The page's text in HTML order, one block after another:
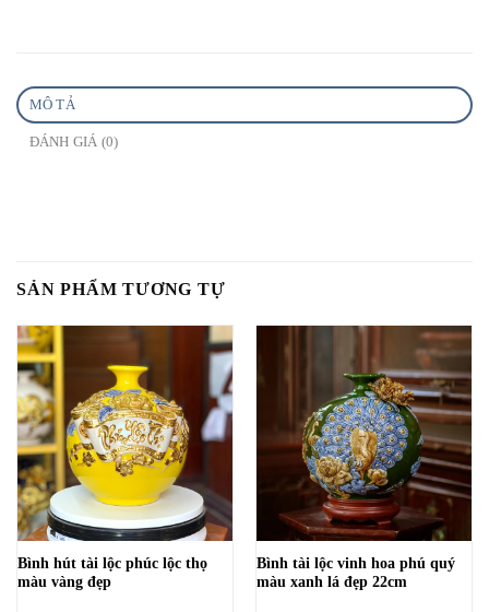
MÔ TẢ
ĐÁNH GIÁ (0)
SẢN PHẨM TƯƠNG TỰ
Bình hút tài lộc phúc lộc thọ
màu vàng đẹp
Bình tài lộc vinh hoa phú quý
màu xanh lá đẹp 22cm